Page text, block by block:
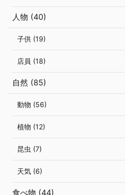
人物 (40)
子供 (19)
店員 (18)
自然 (85)
動物 (56)
植物 (12)
昆虫 (7)
天気 (6)
食べ物 (44)